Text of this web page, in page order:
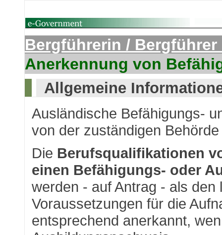
Bergführerin /
Anerkennung von
Allgemeine
Ausländische Befähigungs-
von der zuständigen
Die Berufsqualifikationen
einen Befähigungs- oder
werden - auf Antrag - als
Voraussetzungen für die
entsprechend anerkannt,